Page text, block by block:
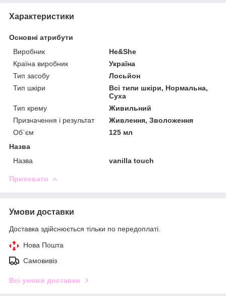
Характеристики
Основні атрибути
Виробник
He&She
Країна виробник
Україна
Тип засобу
Лосьйон
Тип шкіри
Всі типи шкіри, Нормальна,
Суха
Тип крему
Живильний
Призначення і результат
Живлення, Зволоження
Об`єм
125 мл
Назва
Назва
vanilla touch
Приховати
Умови доставки
Доставка здійснюється тільки по передоплаті.
Нова Пошта
Самовивіз
Всі умови доставки